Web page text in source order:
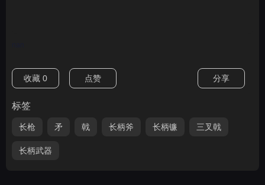
收藏 0 点赞 分享
标签
长枪 矛 戟 长柄斧 长柄镰 三叉戟
长柄武器